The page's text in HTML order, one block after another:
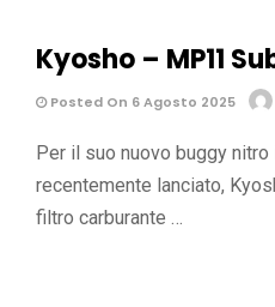
Kyosho – MP11
Posted On 6 Agosto 2025
Per il suo nuovo buggy
recentemente lanciato,
filtro carburante …